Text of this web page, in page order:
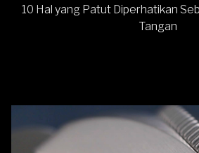
10 Hal yang Patut Diperhatikan
Tangan